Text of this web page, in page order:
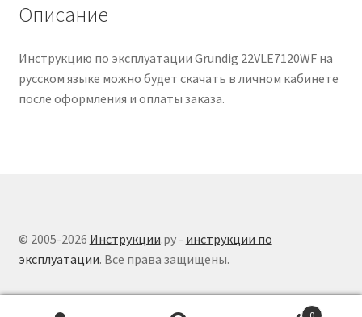
Описание
Инструкцию по эксплуатации Grundig 22VLE7120WF на
русском языке можно будет скачать в личном кабинете
после оформления и оплаты заказа.
© 2005-2026 Инструкции.ру - инструкции по
эксплуатации. Все права защищены.